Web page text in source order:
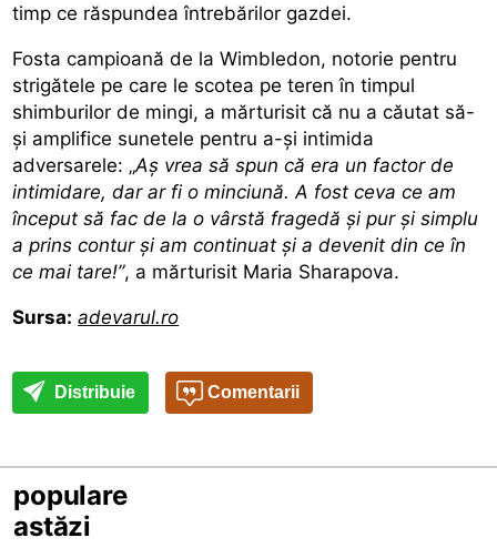
timp ce răspundea întrebărilor gazdei.
Fosta campioană de la Wimbledon, notorie pentru
strigătele pe care le scotea pe teren în timpul
shimburilor de mingi, a mărturisit că nu a căutat să-
și amplifice sunetele pentru a-și intimida
adversarele: „Aș vrea să spun că era un factor de
intimidare, dar ar fi o minciună. A fost ceva ce am
început să fac de la o vârstă fragedă și pur și simplu
a prins contur și am continuat și a devenit din ce în
ce mai tare!”, a mărturisit Maria Sharapova.
Sursa: adevarul.ro
Distribuie Comentarii
populare
astăzi